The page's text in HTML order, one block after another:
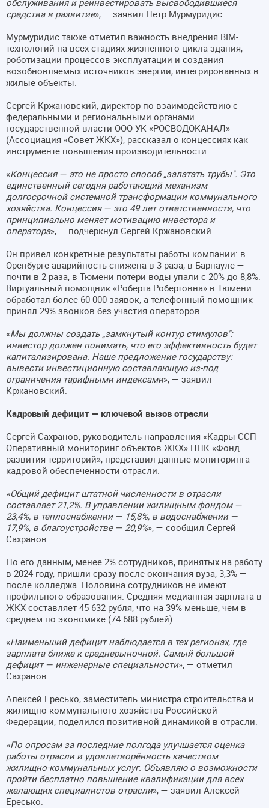
средства в развитие», — заявил Пётр Мурмуридис.
Мурмуридис также отметил важность внедрения BIM-
технологий на всех стадиях жизненного цикла здания,
роботизации процессов эксплуатации и создания
возобновляемых источников энергии, интегрированных в
жилые объекты.
Сергей Кржановский, директор по взаимодействию с
федеральными и региональными органами
государственной власти ООО УК «РОСВОДОКАНАЛ»
(Ассоциация «Совет ЖКХ»), рассказал о концессиях как
инструменте повышения производительности.
«Концессия — это не просто способ „залатать трубы". Это
единственный сегодня работающий механизм
долгосрочной системной трансформации коммунального
хозяйства. Концессия — это 49 лет ответственности, что
принципиально меняет мотивацию инвестора и
оператора», — подчеркнул Сергей Кржановский.
Он привёл конкретные результаты работы компании: в
Оренбурге аварийность снижена в 3 раза, в Барнауле —
почти в 2 раза, в Тюмени потери воды упали с 20% до 8,8%.
Виртуальный помощник «Роберта Робертовна» в Тюмени
обработал более 60 000 заявок, а телефонный помощник
принял 29% звонков без участия операторов.
«Мы должны создать „замкнутый контур стимулов":
инвестор должен понимать, что его эффективность будет
капитализирована. Наше предложение государству:
вывести инвестиционную составляющую из-под
ограничения тарифными индексами», — заявил
Кржановский.
Кадровый дефицит — ключевой вызов отрасли
Сергей Сахранов, руководитель направления «Кадры ССП
Оперативный мониторинг объектов ЖКХ» ППК «Фонд
развития территорий», представил данные мониторинга
кадровой обеспеченности отрасли.
«Общий дефицит штатной численности в отрасли
составляет 21,2%. В управлении жилищным фондом —
23,4%, в теплоснабжении — 15,8%, в водоснабжении —
17,9%, в благоустройстве — 20,9%», — сообщил Сергей
Сахранов.
По его данным, менее 2% сотрудников, принятых на работу
в 2024 году, пришли сразу после окончания вуза, 3,3% —
после колледжа. Половина сотрудников не имеют
профильного образования. Средняя медианная зарплата в
ЖКХ составляет 45 632 рубля, что на 39% меньше, чем в
среднем по экономике (74 688 рублей).
«Наименьший дефицит наблюдается в тех регионах, где
зарплата ближе к среднерыночной. Самый большой
дефицит — инженерные специальности», — отметил
Сахранов.
Алексей Ересько, заместитель министра строительства и
жилищно-коммунального хозяйства Российской
Федерации, поделился позитивной динамикой в отрасли.
«По опросам за последние полгода улучшается оценка
работы отрасли и удовлетворённость качеством
жилищно-коммунальных услуг. Объявляю о возможности
пройти бесплатно повышение квалификации для всех
желающих специалистов отрасли», — заявил Алексей
Ересько.